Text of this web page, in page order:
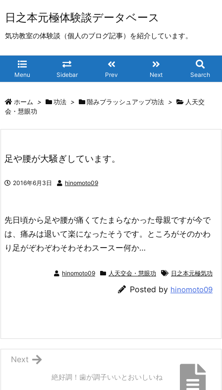
日之本元極体験談データベース
気功教室の体験談（個人のブログ記事）を紹介しています。
Menu Sidebar Prev Next Search
ホーム > 功法 > 階みブラッシュアップ功法 >
人天交
会・慧眼功
足や腰が大騒ぎしています。
2016年6月3日 hinomoto09
先日頃から足や腰が痛くてたまらなかった母親ですが今で
は、痛みは退いて楽になったそうです。ところがそのかわ
り足がぞわぞわそわそわスースー何か…
hinomoto09 人天交会・慧眼功 日之本元極気功
Posted by hinomoto09
絶好調！歯が調子いいとおいしいね
Next